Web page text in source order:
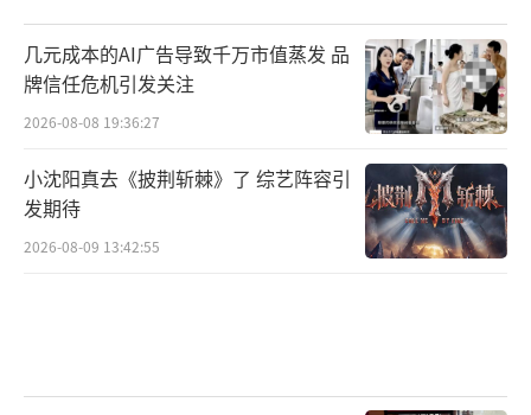
几元成本的AI广告导致千万市值蒸发 品
牌信任危机引发关注
2026-08-08 19:36:27
小沈阳真去《披荆斩棘》了 综艺阵容引
发期待
2026-08-09 13:42:55